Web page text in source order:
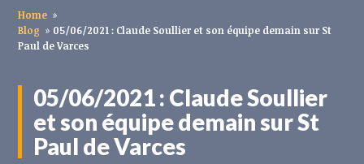
Home »
Blog » 05/06/2021 : Claude Soullier et son équipe demain sur St
Paul de Varces
05/06/2021 : Claude Soullier
et son équipe demain sur St
Paul de Varces